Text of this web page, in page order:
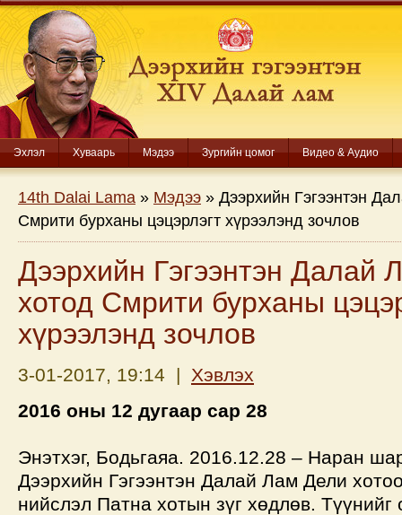
Эхлэл Хуваарь Мэдээ Зургийн цомог Видео & Аудио
14th Dalai Lama » Мэдээ » Дээрхийн Гэгээнтэн
Смрити бурханы цэцэрлэгт хүрээлэнд зочлов
Дээрхийн Гэгээнтэн Далай
хотод Смрити бурханы
хүрээлэнд зочлов
3-01-2017, 19:14 | Хэвлэх
2016 оны 12 дугаар сар 28
Энэтхэг, Бодьгаяа. 2016.12.28 – Наран
Дээрхийн Гэгээнтэн Далай Лам Дели
нийслэл Патна хотын зүг хөдлөв. Түүнийг